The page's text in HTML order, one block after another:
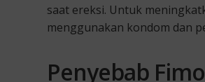
saat ereksi. Untuk
menggunakan kondom dan
Penyebab